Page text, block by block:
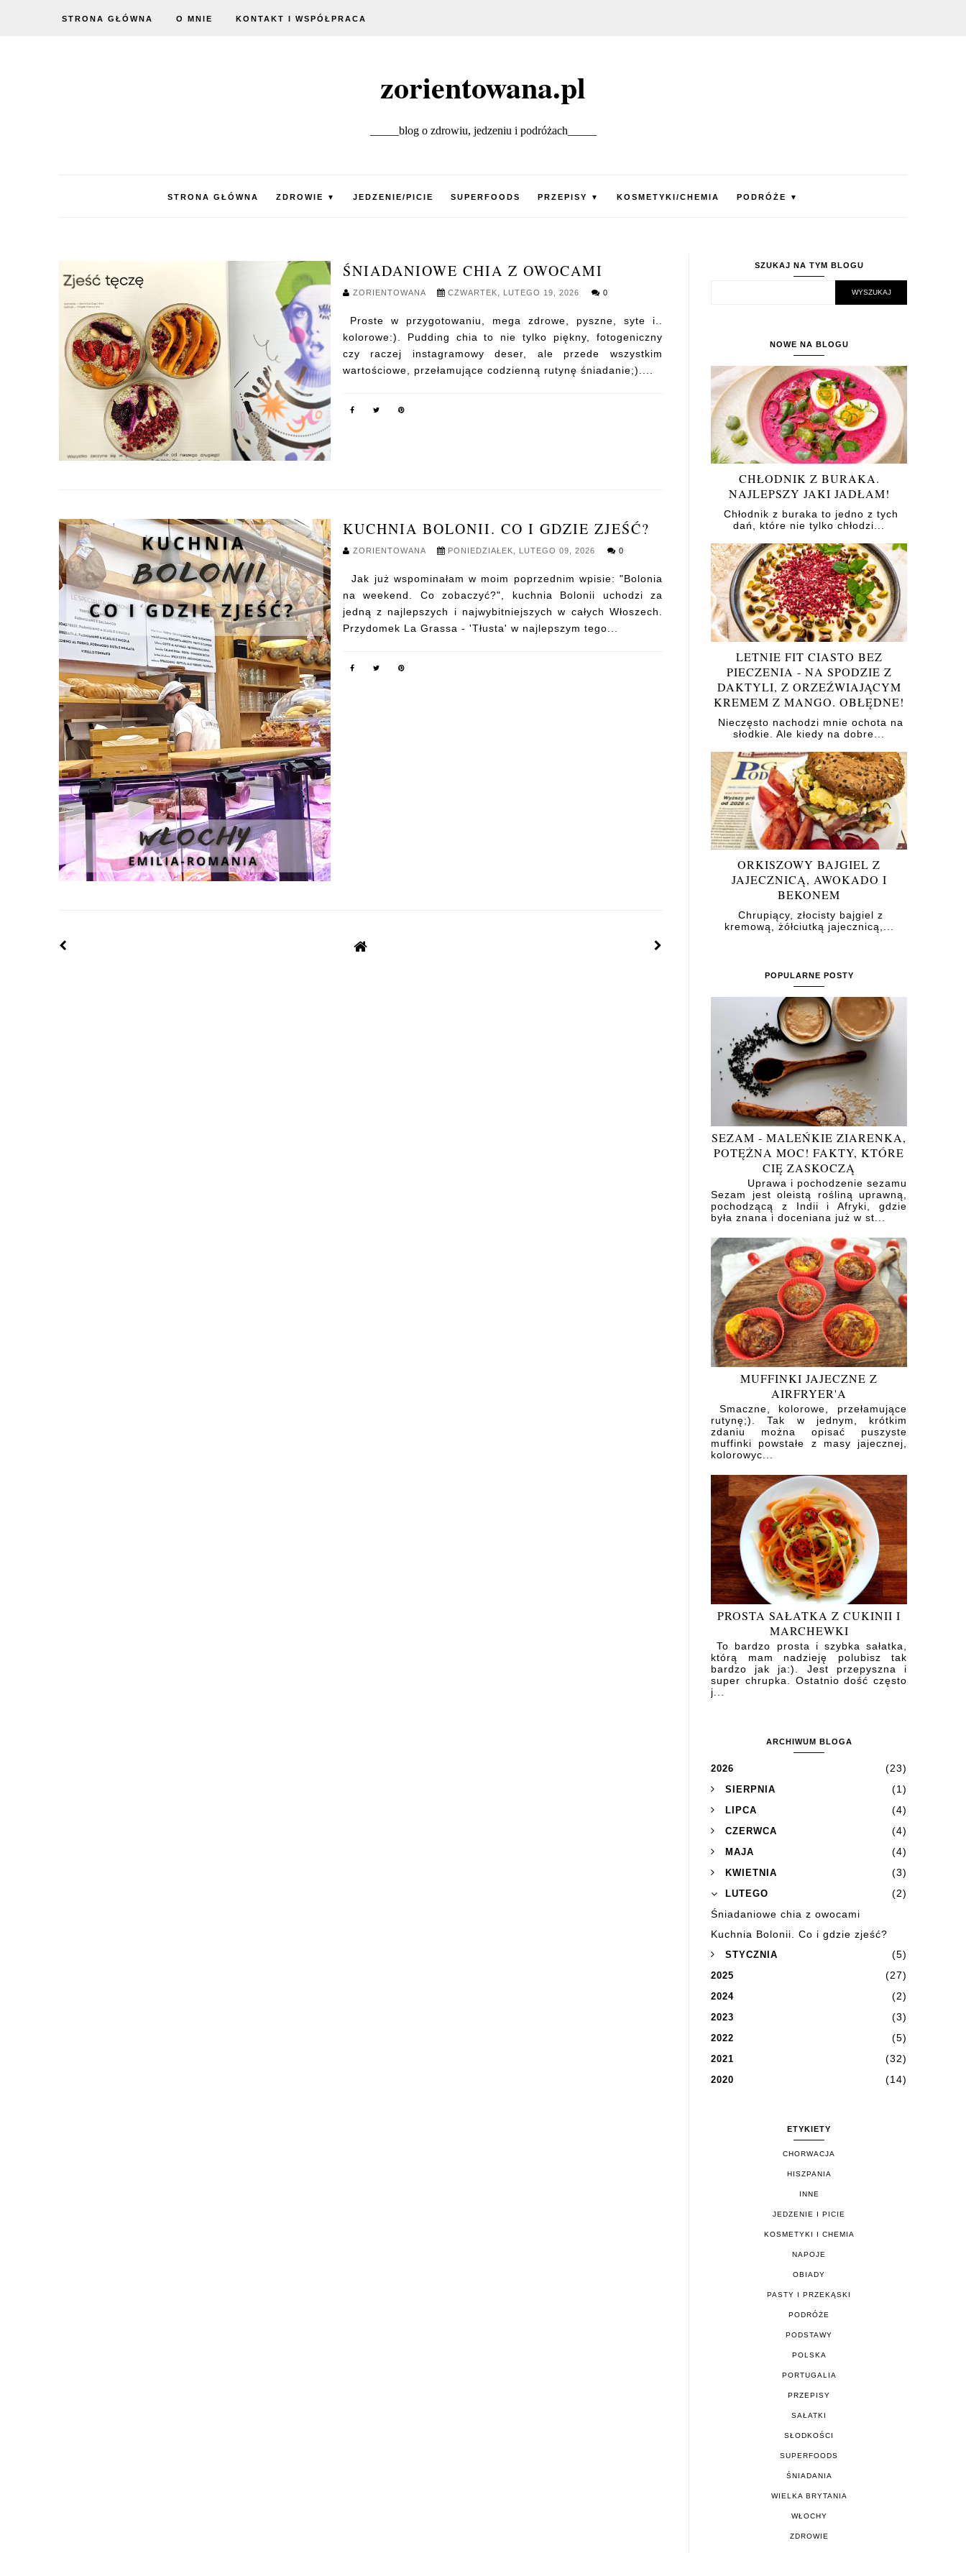
STRONA GŁÓWNA O MNIE KONTAKT I WSPÓŁPRACA
zorientowana.pl
_____blog o zdrowiu, jedzeniu i podróżach_____
STRONA GŁÓWNA ZDROWIE ▼ JEDZENIE/PICIE SUPERFOODS PRZEPISY ▼ KOSMETYKI/CHEMIA PODRÓŻE ▼
ŚNIADANIOWE CHIA Z OWOCAMI
ZORIENTOWANA CZWARTEK, LUTEGO 19, 2026 0
Proste w przygotowaniu, mega zdrowe, pyszne, syte i..
kolorowe:). Pudding chia to nie tylko piękny, fotogeniczny
czy raczej instagramowy deser, ale przede wszystkim
wartościowe, przełamujące codzienną rutynę śniadanie;)....
KUCHNIA BOLONII. CO I GDZIE ZJEŚĆ?
ZORIENTOWANA PONIEDZIAŁEK, LUTEGO 09, 2026 0
Jak już wspominałam w moim poprzednim wpisie: "Bolonia
na weekend. Co zobaczyć?", kuchnia Bolonii uchodzi za
jedną z najlepszych i najwybitniejszych w całych Włoszech.
Przydomek La Grassa - 'Tłusta' w najlepszym tego...
SZUKAJ NA TYM BLOGU
NOWE NA BLOGU
CHŁODNIK Z BURAKA.
NAJLEPSZY JAKI JADŁAM!
Chłodnik z buraka to jedno z tych
dań, które nie tylko chłodzi...
LETNIE FIT CIASTO BEZ
PIECZENIA - NA SPODZIE Z
DAKTYLI, Z ORZEŹWIAJĄCYM
KREMEM Z MANGO. OBŁĘDNE!
Nieczęsto nachodzi mnie ochota na
słodkie. Ale kiedy na dobre...
ORKISZOWY BAJGIEL Z
JAJECZNICĄ, AWOKADO I
BEKONEM
Chrupiący, złocisty bajgiel z
kremową, żółciutką jajecznicą,...
POPULARNE POSTY
SEZAM - MALEŃKIE ZIARENKA,
POTĘŻNA MOC! FAKTY, KTÓRE
CIĘ ZASKOCZĄ
Uprawa i pochodzenie sezamu
Sezam jest oleistą rośliną uprawną,
pochodzącą z Indii i Afryki, gdzie
była znana i doceniana już w st...
MUFFINKI JAJECZNE Z
AIRFRYER'A
Smaczne, kolorowe, przełamujące
rutynę;). Tak w jednym, krótkim
zdaniu można opisać puszyste
muffinki powstałe z masy jajecznej,
kolorowyc...
PROSTA SAŁATKA Z CUKINII I
MARCHEWKI
To bardzo prosta i szybka sałatka,
którą mam nadzieję polubisz tak
bardzo jak ja:). Jest przepyszna i
super chrupka. Ostatnio dość często
j...
ARCHIWUM BLOGA
2026 (23)
SIERPNIA (1)
LIPCA (4)
CZERWCA (4)
MAJA (4)
KWIETNIA (3)
LUTEGO
(2)
Śniadaniowe chia z owocami
Kuchnia Bolonii. Co i gdzie zjeść?
STYCZNIA (5)
2025 (27)
2024 (2)
2023 (3)
2022 (5)
2021 (32)
2020 (14)
ETYKIETY
CHORWACJA
HISZPANIA
INNE
JEDZENIE I PICIE
KOSMETYKI I CHEMIA
NAPOJE
OBIADY
PASTY I PRZEKĄSKI
PODRÓŻE
PODSTAWY
POLSKA
PORTUGALIA
PRZEPISY
SAŁATKI
SŁODKOŚCI
SUPERFOODS
ŚNIADANIA
WIELKA BRYTANIA
WŁOCHY
ZDROWIE